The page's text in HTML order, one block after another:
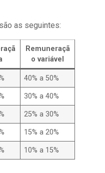
as seguintes:
Remuneraçã
o variável
40% a 50%
30% a 40%
25% a 30%
15% a 20%
10% a 15%